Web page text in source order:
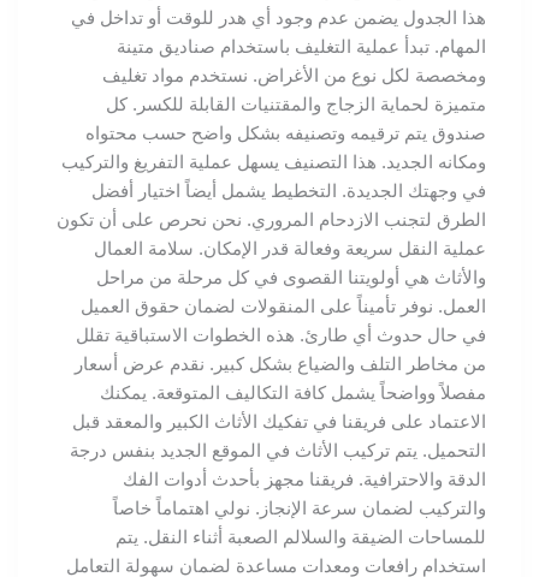
هذا الجدول يضمن عدم وجود أي هدر للوقت أو تداخل في
المهام. تبدأ عملية التغليف باستخدام صناديق متينة
ومخصصة لكل نوع من الأغراض. نستخدم مواد تغليف
متميزة لحماية الزجاج والمقتنيات القابلة للكسر. كل
صندوق يتم ترقيمه وتصنيفه بشكل واضح حسب محتواه
ومكانه الجديد. هذا التصنيف يسهل عملية التفريغ والتركيب
في وجهتك الجديدة. التخطيط يشمل أيضاً اختيار أفضل
الطرق لتجنب الازدحام المروري. نحن نحرص على أن تكون
عملية النقل سريعة وفعالة قدر الإمكان. سلامة العمال
والأثاث هي أولويتنا القصوى في كل مرحلة من مراحل
العمل. نوفر تأميناً على المنقولات لضمان حقوق العميل
في حال حدوث أي طارئ. هذه الخطوات الاستباقية تقلل
من مخاطر التلف والضياع بشكل كبير. نقدم عرض أسعار
مفصلاً وواضحاً يشمل كافة التكاليف المتوقعة. يمكنك
الاعتماد على فريقنا في تفكيك الأثاث الكبير والمعقد قبل
التحميل. يتم تركيب الأثاث في الموقع الجديد بنفس درجة
الدقة والاحترافية. فريقنا مجهز بأحدث أدوات الفك
والتركيب لضمان سرعة الإنجاز. نولي اهتماماً خاصاً
للمساحات الضيقة والسلالم الصعبة أثناء النقل. يتم
استخدام رافعات ومعدات مساعدة لضمان سهولة التعامل